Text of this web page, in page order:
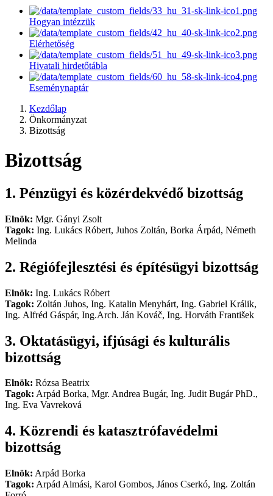
Hogyan intézzük
Elérhetőség
Hivatali hirdetőtábla
Eseménynaptár
Kezdőlap
Önkormányzat
Bizottság
Bizottság
1. Pénzügyi és közérdekvédő bizottság
Elnök: Mgr. Gányi Zsolt
Tagok: Ing. Lukács Róbert, Juhos Zoltán, Borka Árpád, Németh
Melinda
2. Régiófejlesztési és építésügyi bizottság
Elnök: Ing. Lukács Róbert
Tagok: Zoltán Juhos, Ing. Katalin Menyhárt, Ing. Gabriel Králik,
Ing. Alfréd Gáspár, Ing.Arch. Ján Kováč, Ing. Horváth František
3. Oktatásügyi, ifjúsági és kulturális
bizottság
Elnök: Rózsa Beatrix
Tagok: Arpád Borka, Mgr. Andrea Bugár, Ing. Judit Bugár PhD.,
Ing. Eva Vavreková
4. Közrendi és katasztrófavédelmi
bizottság
Elnök: Arpád Borka
Tagok: Arpád Almási, Karol Gombos, János Cserkó, Ing. Zoltán